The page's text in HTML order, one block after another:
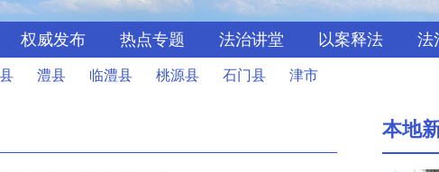
权威发布 热点专题 法治讲堂 以案释法 法
澧县 临澧县 桃源县 石门县 津市
本地